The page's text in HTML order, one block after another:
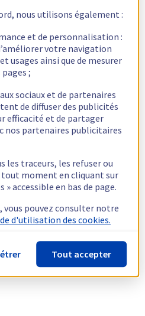
nous utilisons également :
et de personnalisation :
votre navigation
usages ainsi que de mesurer
;
sociaux et de partenaires
de diffuser des publicités
efficacité et de partager
nos partenaires publicitaires
les traceurs, les refuser ou
tout moment en cliquant sur
» accessible en bas de page.
vous pouvez consulter notre
d'utilisation des cookies.
Tout accepter